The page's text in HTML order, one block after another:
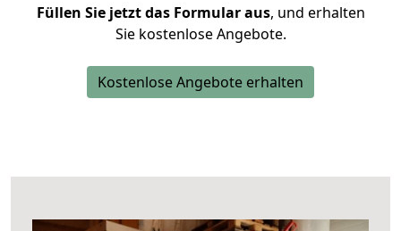
Füllen Sie jetzt das Formular aus, und erhalten
Sie kostenlose Angebote.
Kostenlose Angebote erhalten